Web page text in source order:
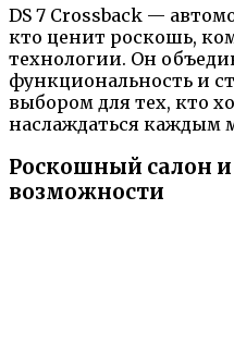
DS 7 Crossback —
кто ценит роскошь,
технологии. Он
функциональность и
выбором для тех, кто
наслаждаться каждым
Роскошный салон
возможности